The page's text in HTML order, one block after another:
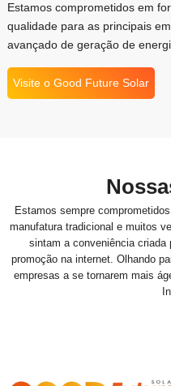
Estamos comprometidos em
qualidade para as principais
avançado de geração de
Visite o Good Future Solar
Estamos sempre
manufatura tradicional e muitos
sintam a conveniência criada
promoção na internet. Olhando
empresas a se tornarem mais